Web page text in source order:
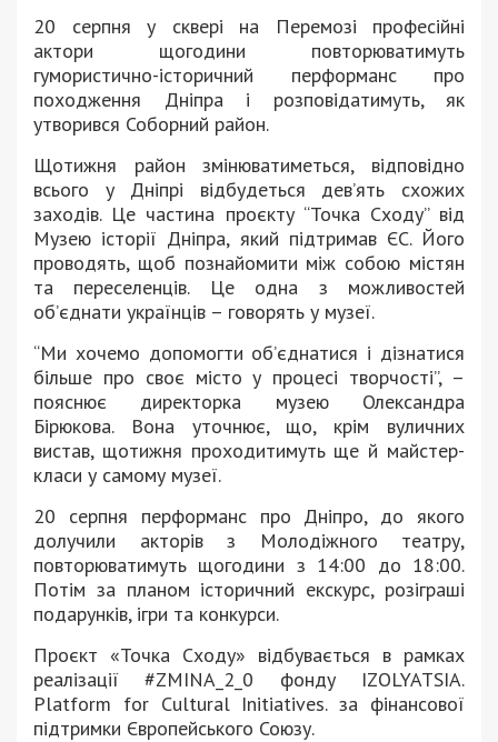
20 серпня у сквері на Перемозі професійні
актори щогодини повторюватимуть
гумористично-історичний перформанс про
походження Дніпра і розповідатимуть, як
утворився Соборний район.
Щотижня район змінюватиметься, відповідно
всього у Дніпрі відбудеться дев’ять схожих
заходів. Це частина проєкту “Точка Сходу” від
Музею історії Дніпра, який підтримав ЄС. Його
проводять, щоб познайомити між собою містян
та переселенців. Це одна з можливостей
об’єднати українців – говорять у музеї.
“Ми хочемо допомогти об’єднатися і дізнатися
більше про своє місто у процесі творчості”, –
пояснює директорка музею Олександра
Бірюкова. Вона уточнює, що, крім вуличних
вистав, щотижня проходитимуть ще й майстер-
класи у самому музеї.
20 серпня перформанс про Дніпро, до якого
долучили акторів з Молодіжного театру,
повторюватимуть щогодини з 14:00 до 18:00.
Потім за планом історичний екскурс, розіграші
подарунків, ігри та конкурси.
Проєкт «Точка Сходу» відбувається в рамках
реалізації #ZMINA_2_0 фонду IZOLYATSIA.
Platform for Cultural Initiatives. за фінансової
підтримки Європейського Союзу.